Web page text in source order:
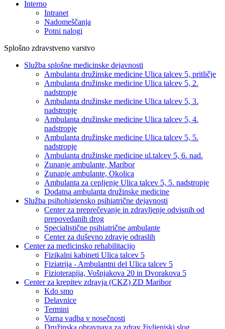
Interno
Intranet
Nadomeščanja
Potni nalogi
Splošno zdravstveno varstvo
Služba splošne medicinske dejavnosti
Ambulanta družinske medicine Ulica talcev 5, pritličje
Ambulanta družinske medicine Ulica talcev 5, 2.
nadstropje
Ambulanta družinske medicine Ulica talcev 5, 3.
nadstropje
Ambulanta družinske medicine Ulica talcev 5, 4.
nadstropje
Ambulanta družinske medicine Ulica talcev 5, 5.
nadstropje
Ambulanta družinske medicine ul.talcev 5, 6. nad.
Zunanje ambulante, Maribor
Zunanje ambulante, Okolica
Ambulanta za cepljenje Ulica talcev 5, 5. nadstropje
Dodatna ambulanta družinske medicine
Služba psihohigiensko psihiatrične dejavnosti
Center za preprečevanje in zdravljenje odvisnih od
prepovedanih drog
Specialistične psihiatrične ambulante
Center za duševno zdravje odraslih
Center za medicinsko rehabilitacijo
Fizikalni kabineti Ulica talcev 5
Fiziatrija - Ambulantni del Ulica talcev 5
Fizioterapija, Vošnjakova 20 in Dvorakova 5
Center za krepitev zdravja (CKZ) ZD Maribor
Kdo smo
Delavnice
Termini
Varna vadba v nosečnosti
Družinska obravnava za zdrav življenjski slog